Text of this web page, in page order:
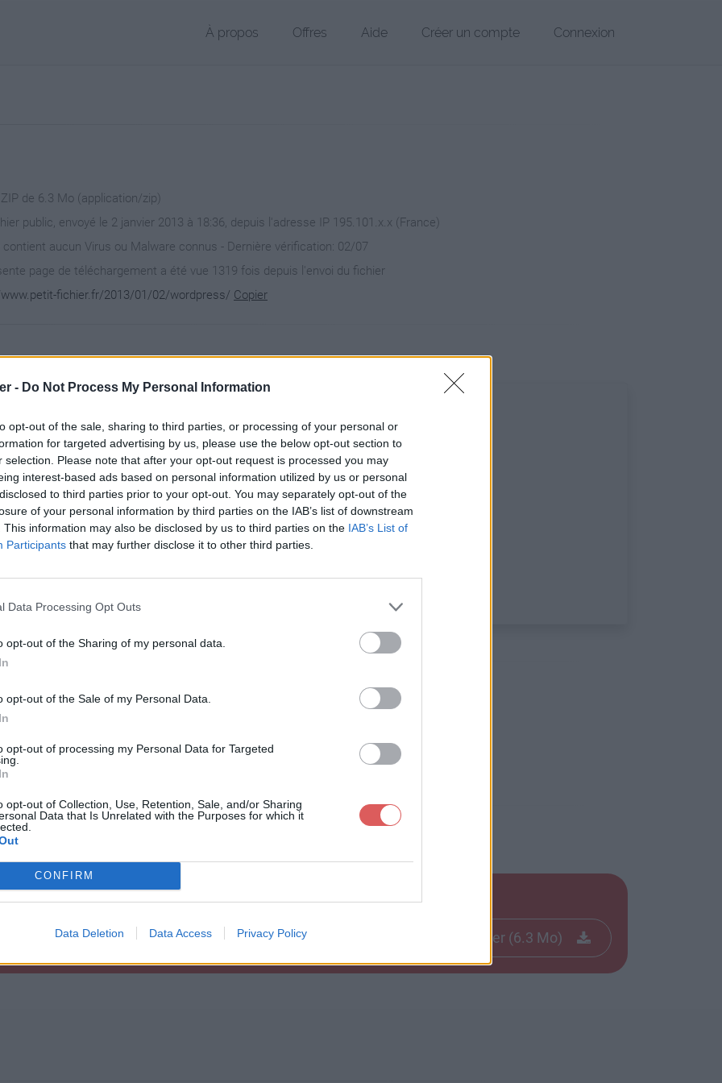
- Do Not Process My Personal Information
opt-out of the sale, sharing to third parties, or processing of your personal or
for targeted advertising by us, please use the below opt-out section to
selection. Please note that after your opt-out request is processed you may
interest-based ads based on personal information utilized by us or personal
to third parties prior to your opt-out. You may separately opt-out of the
of your personal information by third parties on the IAB’s list of downstream
This information may also be disclosed by us to third parties on the IAB’s List of
Participants that may further disclose it to other third parties.
Data Processing Opt Outs
opt-out of the Sharing of my personal data.
opt-out of the Sale of my Personal Data.
opt-out of processing my Personal Data for Targeted
opt-out of Collection, Use, Retention, Sale, and/or Sharing
Data that Is Unrelated with the Purposes for which it
CONFIRM
Data Deletion Data Access Privacy Policy
À propos Offres Aide Créer un compte Connexion
de 6.3 Mo (application/zip)
public, envoyé le 2 janvier 2013 à 18:36, depuis l'adresse IP 195.101.x.x (France)
contient aucun Virus ou Malware connus - Dernière vérification: 02/07
page de téléchargement a été vue 1319 fois depuis l'envoi du fichier
fichier.fr/2013/01/02/wordpress/ Copier
a--     3.1 fat     1003 bx defN 12-Nov-07 18:49 wordpress / wp-admin / images / list.png
-rw-a--     3.1 fat     2530 bx defN 12-Nov-22 19:08 wordpress / wp-admin / images / loading.gif
-rw-a--     3.1 fat      377 bx defN 12-Nov-07 18:49 wordpress / wp-admin / images / marker.png
-rw-a--     3.1 fat     2001 bx defN 12-Sep-24 19:44 wordpress / wp-admin / images / mask.png
-rw-a--     3.1 fat      850 bx defN 12-Nov-07 18:49 wordpress / wp-admin / images / media-button-2x.png
-rw-a--     3.1 fat      206 bx defN 12-Nov-22 19:08 wordpress / wp-admin / images / media-button-image.gif
-rw-a--     3.1 fat      205 bx defN 10-May-25 17:14 wordpress / wp-admin / images / media-button-music.gif
-rw-a--     3.1 fat      245 bx defN 10-May-25 17:14 wordpress / wp-admin / images / media-button-other.gif
-rw-a--     3.1 fat      139 bx defN 12-Nov-22 19:08 wordpress / wp-admin / images / media-button-video.gif
-rw-a--     3.1 fat      323 bx defN 12-Nov-07 18:49 wordpress / wp-admin / images / media-button.png
-rw-a--     3.1 fat    30324 bx defN 12-Nov-21 19:17 wordpress / wp-admin / images / menu-2x.png
-rw-a--     3.1 fat       92 bx defN 12-Sep-24 19:44 wordpress / wp-admin / images / menu-shadow-rtl.png
-rw-a--     3.1 fat       89 bx defN 12-S
sur le Web et les réseaux sociaux:
Télécharger le fichier (6.3 Mo)